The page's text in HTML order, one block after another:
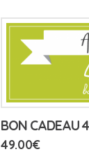
BON CADEAU
49.00€